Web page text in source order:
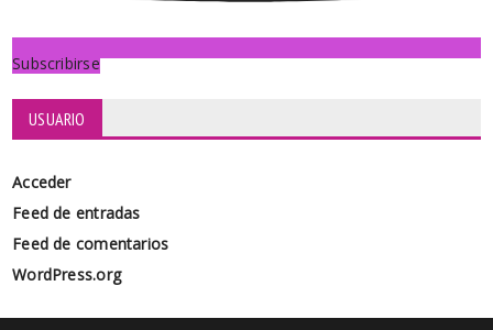
Subscribirse
USUARIO
Acceder
Feed de entradas
Feed de comentarios
WordPress.org